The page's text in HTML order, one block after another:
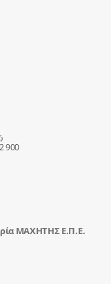
900
ΜΑΧΗΤΗΣ Ε.Π.Ε.